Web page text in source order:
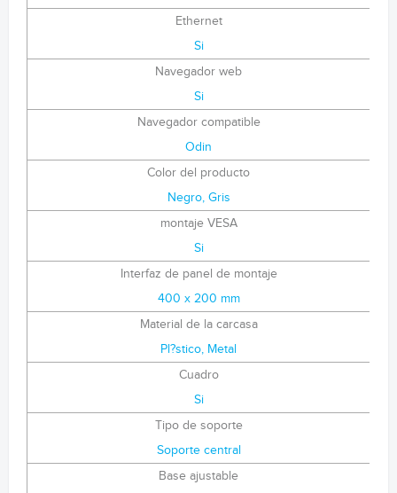
Ethernet
Si
Navegador web
Si
Navegador compatible
Odin
Color del producto
Negro, Gris
montaje VESA
Si
Interfaz de panel de montaje
400 x 200 mm
Material de la carcasa
Pl?stico, Metal
Cuadro
Si
Tipo de soporte
Soporte central
Base ajustable